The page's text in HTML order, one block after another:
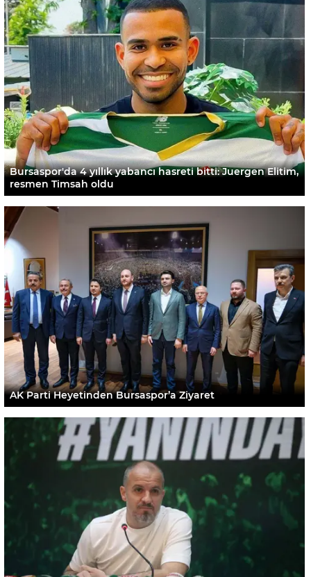
Bursaspor'da 4 yıllık yabancı hasreti bitti: Juergen Elitim,
resmen Timsah oldu
AK Parti Heyetinden Bursaspor’a Ziyaret